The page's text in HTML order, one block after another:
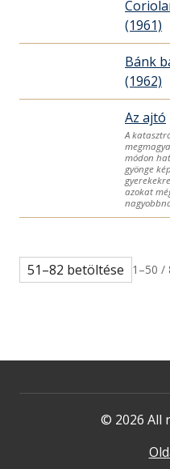
(1961)
Bánk
(1962)
Az ajtó
A
módon
gyönge
azokat
51–82 betöltése 1–50 /
© 2026 All